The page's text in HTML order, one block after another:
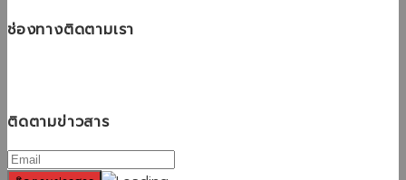
ช่องทางติดตามเรา
ติดตามข่าวสาร